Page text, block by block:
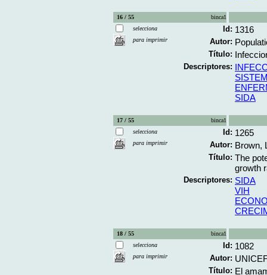
16 / 55
binca1
selecciona
para imprimir
Id: 1316
Autor:
Título:
Descriptores:
SIDA
17 / 55
binca1
selecciona
para imprimir
Id: 1265
Autor: Brown,
Título: The
growth
Descriptores: SIDA
VIH
18 / 55
binca1
selecciona
para imprimir
Id: 1082
Autor:
Título: El